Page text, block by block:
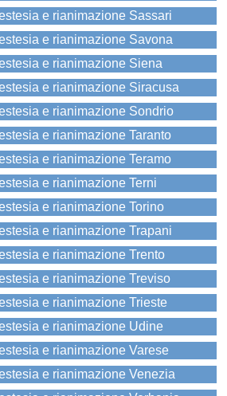
e rianimazione Sassari
e rianimazione Savona
e rianimazione Siena
e rianimazione Siracusa
e rianimazione Sondrio
e rianimazione Taranto
e rianimazione Teramo
e rianimazione Terni
e rianimazione Torino
e rianimazione Trapani
e rianimazione Trento
e rianimazione Treviso
e rianimazione Trieste
e rianimazione Udine
e rianimazione Varese
e rianimazione Venezia